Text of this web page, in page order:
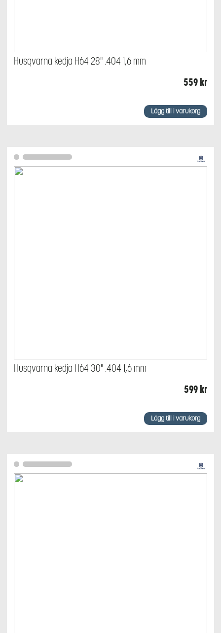
Husqvarna kedja H64 28" .404 1,6 mm
559kr
Lägg till i varukorg
Husqvarna kedja H64 30" .404 1,6 mm
599kr
Lägg till i varukorg